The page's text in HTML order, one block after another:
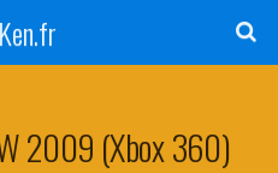
2009 (Xbox 360)